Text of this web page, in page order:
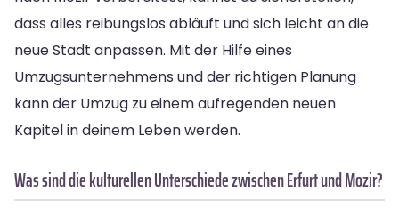
dass alles reibungslos abläuft und sich leicht an die
neue Stadt anpassen. Mit der Hilfe eines
Umzugsunternehmens und der richtigen Planung
kann der Umzug zu einem aufregenden neuen
Kapitel in deinem Leben werden.
Was sind die kulturellen Unterschiede zwischen Erfurt und Mozir?